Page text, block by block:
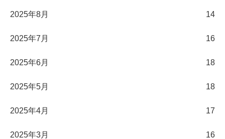
2025年8月 14
2025年7月 16
2025年6月 18
2025年5月 18
2025年4月 17
2025年3月 16